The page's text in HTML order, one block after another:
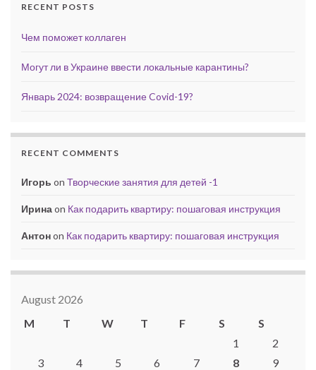
RECENT POSTS
Чем поможет коллаген
Могут ли в Украине ввести локальные карантины?
Январь 2024: возвращение Covid-19?
RECENT COMMENTS
Игорь on Творческие занятия для детей -1
Иринаon Как подарить квартиру: пошаговая инструкция
Антонon Как подарить квартиру: пошаговая инструкция
August 2026
M
T W T F S
S
1
2
3
4 5 6 7 8
9